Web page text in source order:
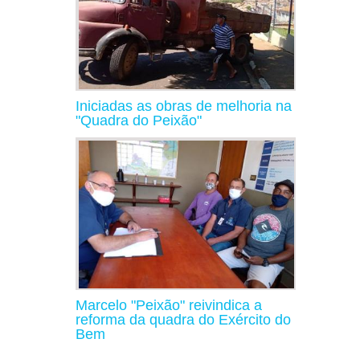
Iniciadas as obras de melhoria na
"Quadra do Peixão"
Marcelo "Peixão" reivindica a
reforma da quadra do Exército do
Bem